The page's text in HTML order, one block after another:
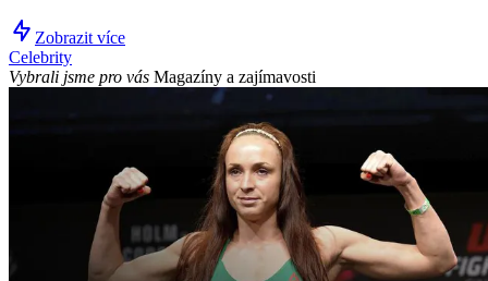
Zobrazit více
Celebrity
Vybrali jsme pro vás Magazíny a zajímavosti